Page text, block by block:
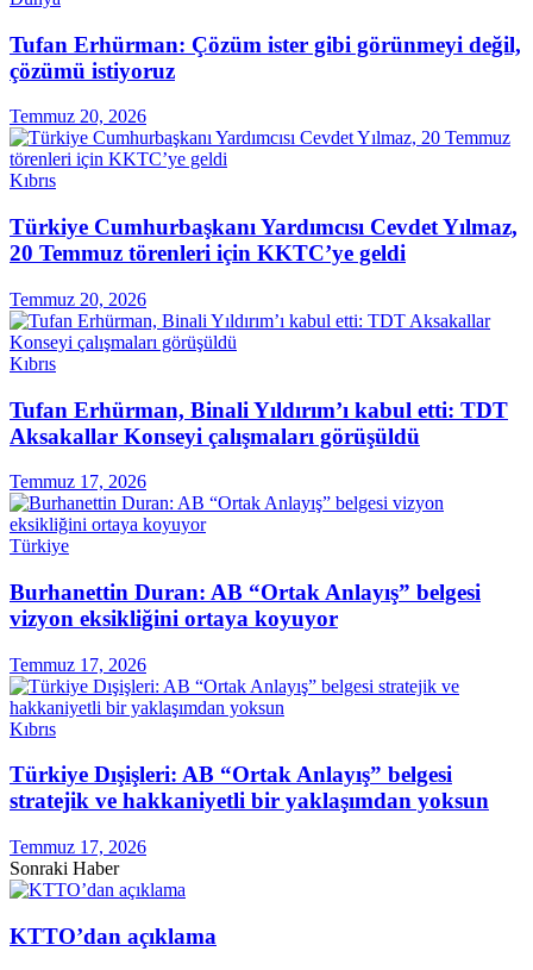
Tufan Erhürman: Çözüm ister gibi görünmeyi değil,
çözümü istiyoruz
Temmuz 20, 2026
Kıbrıs
Türkiye Cumhurbaşkanı Yardımcısı Cevdet Yılmaz,
20 Temmuz törenleri için KKTC’ye geldi
Temmuz 20, 2026
Kıbrıs
Tufan Erhürman, Binali Yıldırım’ı kabul etti: TDT
Aksakallar Konseyi çalışmaları görüşüldü
Temmuz 17, 2026
Türkiye
Burhanettin Duran: AB “Ortak Anlayış” belgesi
vizyon eksikliğini ortaya koyuyor
Temmuz 17, 2026
Kıbrıs
Türkiye Dışişleri: AB “Ortak Anlayış” belgesi
stratejik ve hakkaniyetli bir yaklaşımdan yoksun
Temmuz 17, 2026
Sonraki Haber
KTTO’dan açıklama